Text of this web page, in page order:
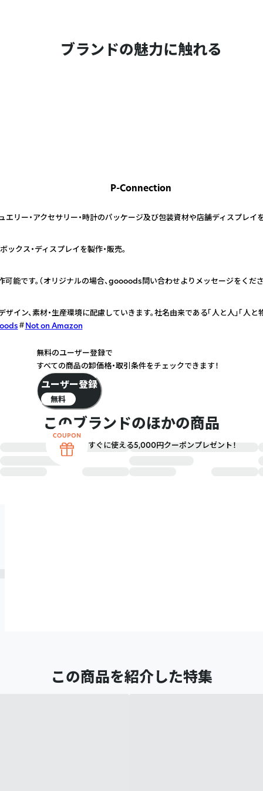
ブランドの魅力に触れる
P-Connection
エリー・アクセサリー・時計のパッケージ及び包装資材や店舗ディスプレイ
ックス・ディスプレイを製作・販売。
可能です。（オリジナルの場合、goooods問い合わせよりメッセージをくださ
イン、素材・生産環境に配慮していきます。社名由来である「人と人」「人
Not on Amazon
このブランドのほかの商品
この商品を紹介した特集
無料のユーザー登録で
すべての商品の卸価格・取引条件をチェックできます！
ユーザー登録
無料
すぐに使える5,000円クーポンプレゼント！